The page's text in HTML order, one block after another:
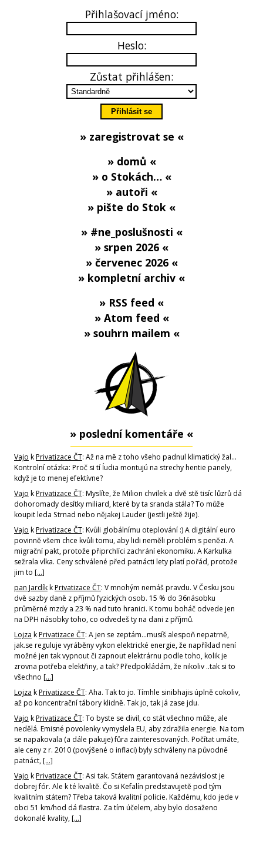
Přihlašovací jméno:
Heslo:
Zůstat přihlášen:
» zaregistrovat se «
» domů «
» o Stokách… «
» autoři «
» pište do Stok «
» #ne_poslušnosti «
» srpen 2026 «
» červenec 2026 «
» kompletní archiv «
» RSS feed «
» Atom feed «
» souhrn mailem «
» poslední komentáře «
Vajo kPrivatizace ČT: Až na mě z toho všeho padnul klimatický žal...
Kontrolní otázka: Proč si tí ĺudia montujú na strechy hentie panely,
když je to menej efektívne?
Vajo kPrivatizace ČT: Myslíte, že Milion chvilek a dvě stě tisíc lůzrů dá
dohoromady desítky miliard, které by ta sranda stála? To může
koupit leda Strnad nebo nějakej Lauder (jestli ještě žije).
Vajo kPrivatizace ČT: Kvůli globálnímu oteplování :) A digitální euro
povinně všem chce kvůli tomu, aby lidi neměli problém s penězi. A
migrační pakt, protože připrchlíci zachrání ekonomiku. A Karkulka
sežrala vlka. Ceny schválené před patnácti lety platí pořád, protože
jim to […]
pan JardíkkPrivatizace ČT: V mnohým nemáš pravdu. V Česku jsou
dvě sazby daně z příjmů fyzických osob. 15 % do 36násobku
průměrné mzdy a 23 % nad tuto hranici. K tomu boháč odvede jen
na DPH násobky toho, co odvedeš ty na dani z příjmů.
Lojza kPrivatizace ČT: A jen se zeptám...musíš alespoň nepatrně,
jak.se reguluje vyráběny vykon elektrické energie, že například není
možné jen tak vypnout či zapnout elektrárnu podle toho, kolik je
zrovna potřeba elektřiny, a tak? Předpokládám, že nikoliv ..tak si to
všechno […]
Lojza kPrivatizace ČT: Aha. Tak to jo. Tímhle sinibhajis úplně cokoliv,
až po koncentrační tábory klidně. Tak jo, tak já zase jdu.
Vajo kPrivatizace ČT: To byste se divil, co stát všechno může, ale
nedělá. Emisné povolenky vymyslela EU, aby zdražila energie. Na tom
se napakovala (a dále pakuje) fůra zainteresovaných. Počítat umáte,
ale ceny z r. 2010 (povýšené o inflaci) byly schváleny na původně
patnáct,[…]
Vajo kPrivatizace ČT: Asi tak. Státem garantovaná nezávislost je
dobrej fór. Ale k té kvalitě. Čo si Kefalín predstavujetě pod tým
kvalitním státem? Třeba taková kvalitní policie. Každému, kdo jede v
obci 51 km/hod dá flastra. Za tím účelem, aby bylo dosaženo
dokonalé kvality,[…]